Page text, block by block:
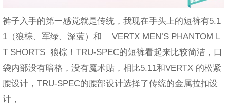
裤子入手的第一感觉就是传统，我现在手头上的短裤有5.1
1（狼棕、军绿、深蓝）和 VERTX MEN’S PHANTOM L
T SHORTS 狼棕！TRU-SPEC的短裤看起来比较简洁，口
袋内部没有暗格，没有魔术贴，相比5.11和VERTX 的松紧
腰设计，TRU-SPEC的腰部设计选择了传统的金属拉扣设
计，